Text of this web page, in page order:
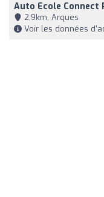
Auto Ecole Connect
2,9km, Arques
Voir les données